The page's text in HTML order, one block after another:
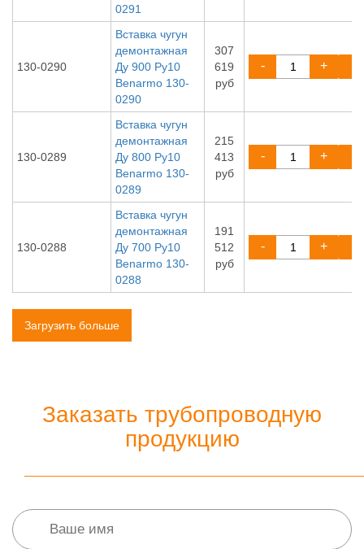
0291
130-0290
Вставка чугун
демонтажная
Ду 900 Ру10
Benarmo 130-
0290
307
619
руб
- +
130-0289
Вставка чугун
демонтажная
Ду 800 Ру10
Benarmo 130-
0289
215
413
руб
- +
130-0288
Вставка чугун
демонтажная
Ду 700 Ру10
Benarmo 130-
0288
191
512
руб
- +
Загрузить больше
Заказать трубопроводную
продукцию